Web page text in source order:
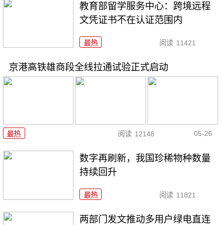
教育部留学服务中心：跨境远程
文凭证书不在认证范围内
最热 阅读 11421
京港高铁雄商段全线拉通试验正式启动
最热 阅读 12148 05-26
数字再刷新，我国珍稀物种数量
持续回升
最热 阅读 11821
两部门发文推动多用户绿电直连